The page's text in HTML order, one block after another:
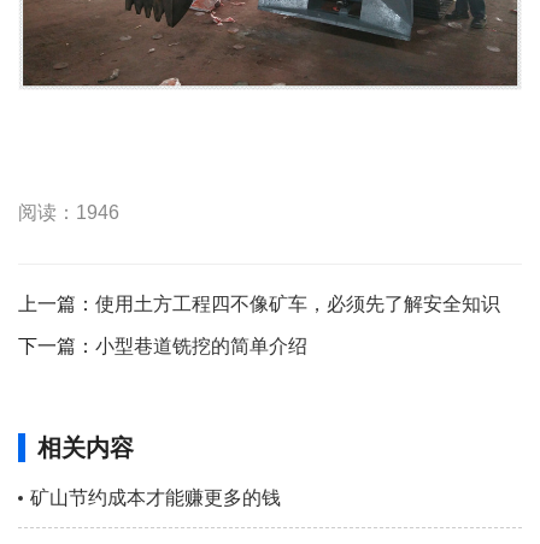
阅读：1946
上一篇： 使用土方工程四不像矿车，必须先了解安全知识
下一篇： 小型巷道铣挖的简单介绍
相关内容
矿山节约成本才能赚更多的钱